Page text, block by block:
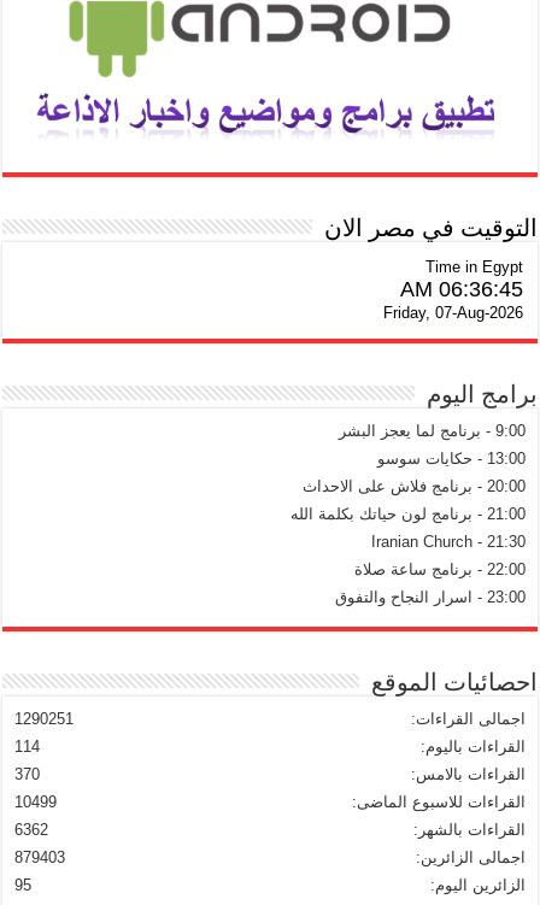
التوقيت في مصر الان
Time in Egypt
06:36:46 AM
Friday, 07-Aug-2026
برامج اليوم
9:00 - برنامج لما يعجز البشر
13:00 - حكايات سوسو
20:00 - برنامج فلاش على الاحداث
21:00 - برنامج لون حياتك بكلمة الله
21:30 - Iranian Church
22:00 - برنامج ساعة صلاة
23:00 - اسرار النجاح والتفوق
احصائيات الموقع
1290251
اجمالى القراءات:
114
القراءات باليوم:
370
القراءات بالامس:
10499
القراءات للاسبوع الماضى:
6362
القراءات بالشهر:
879403
اجمالى الزائرين:
95
الزائرين اليوم: